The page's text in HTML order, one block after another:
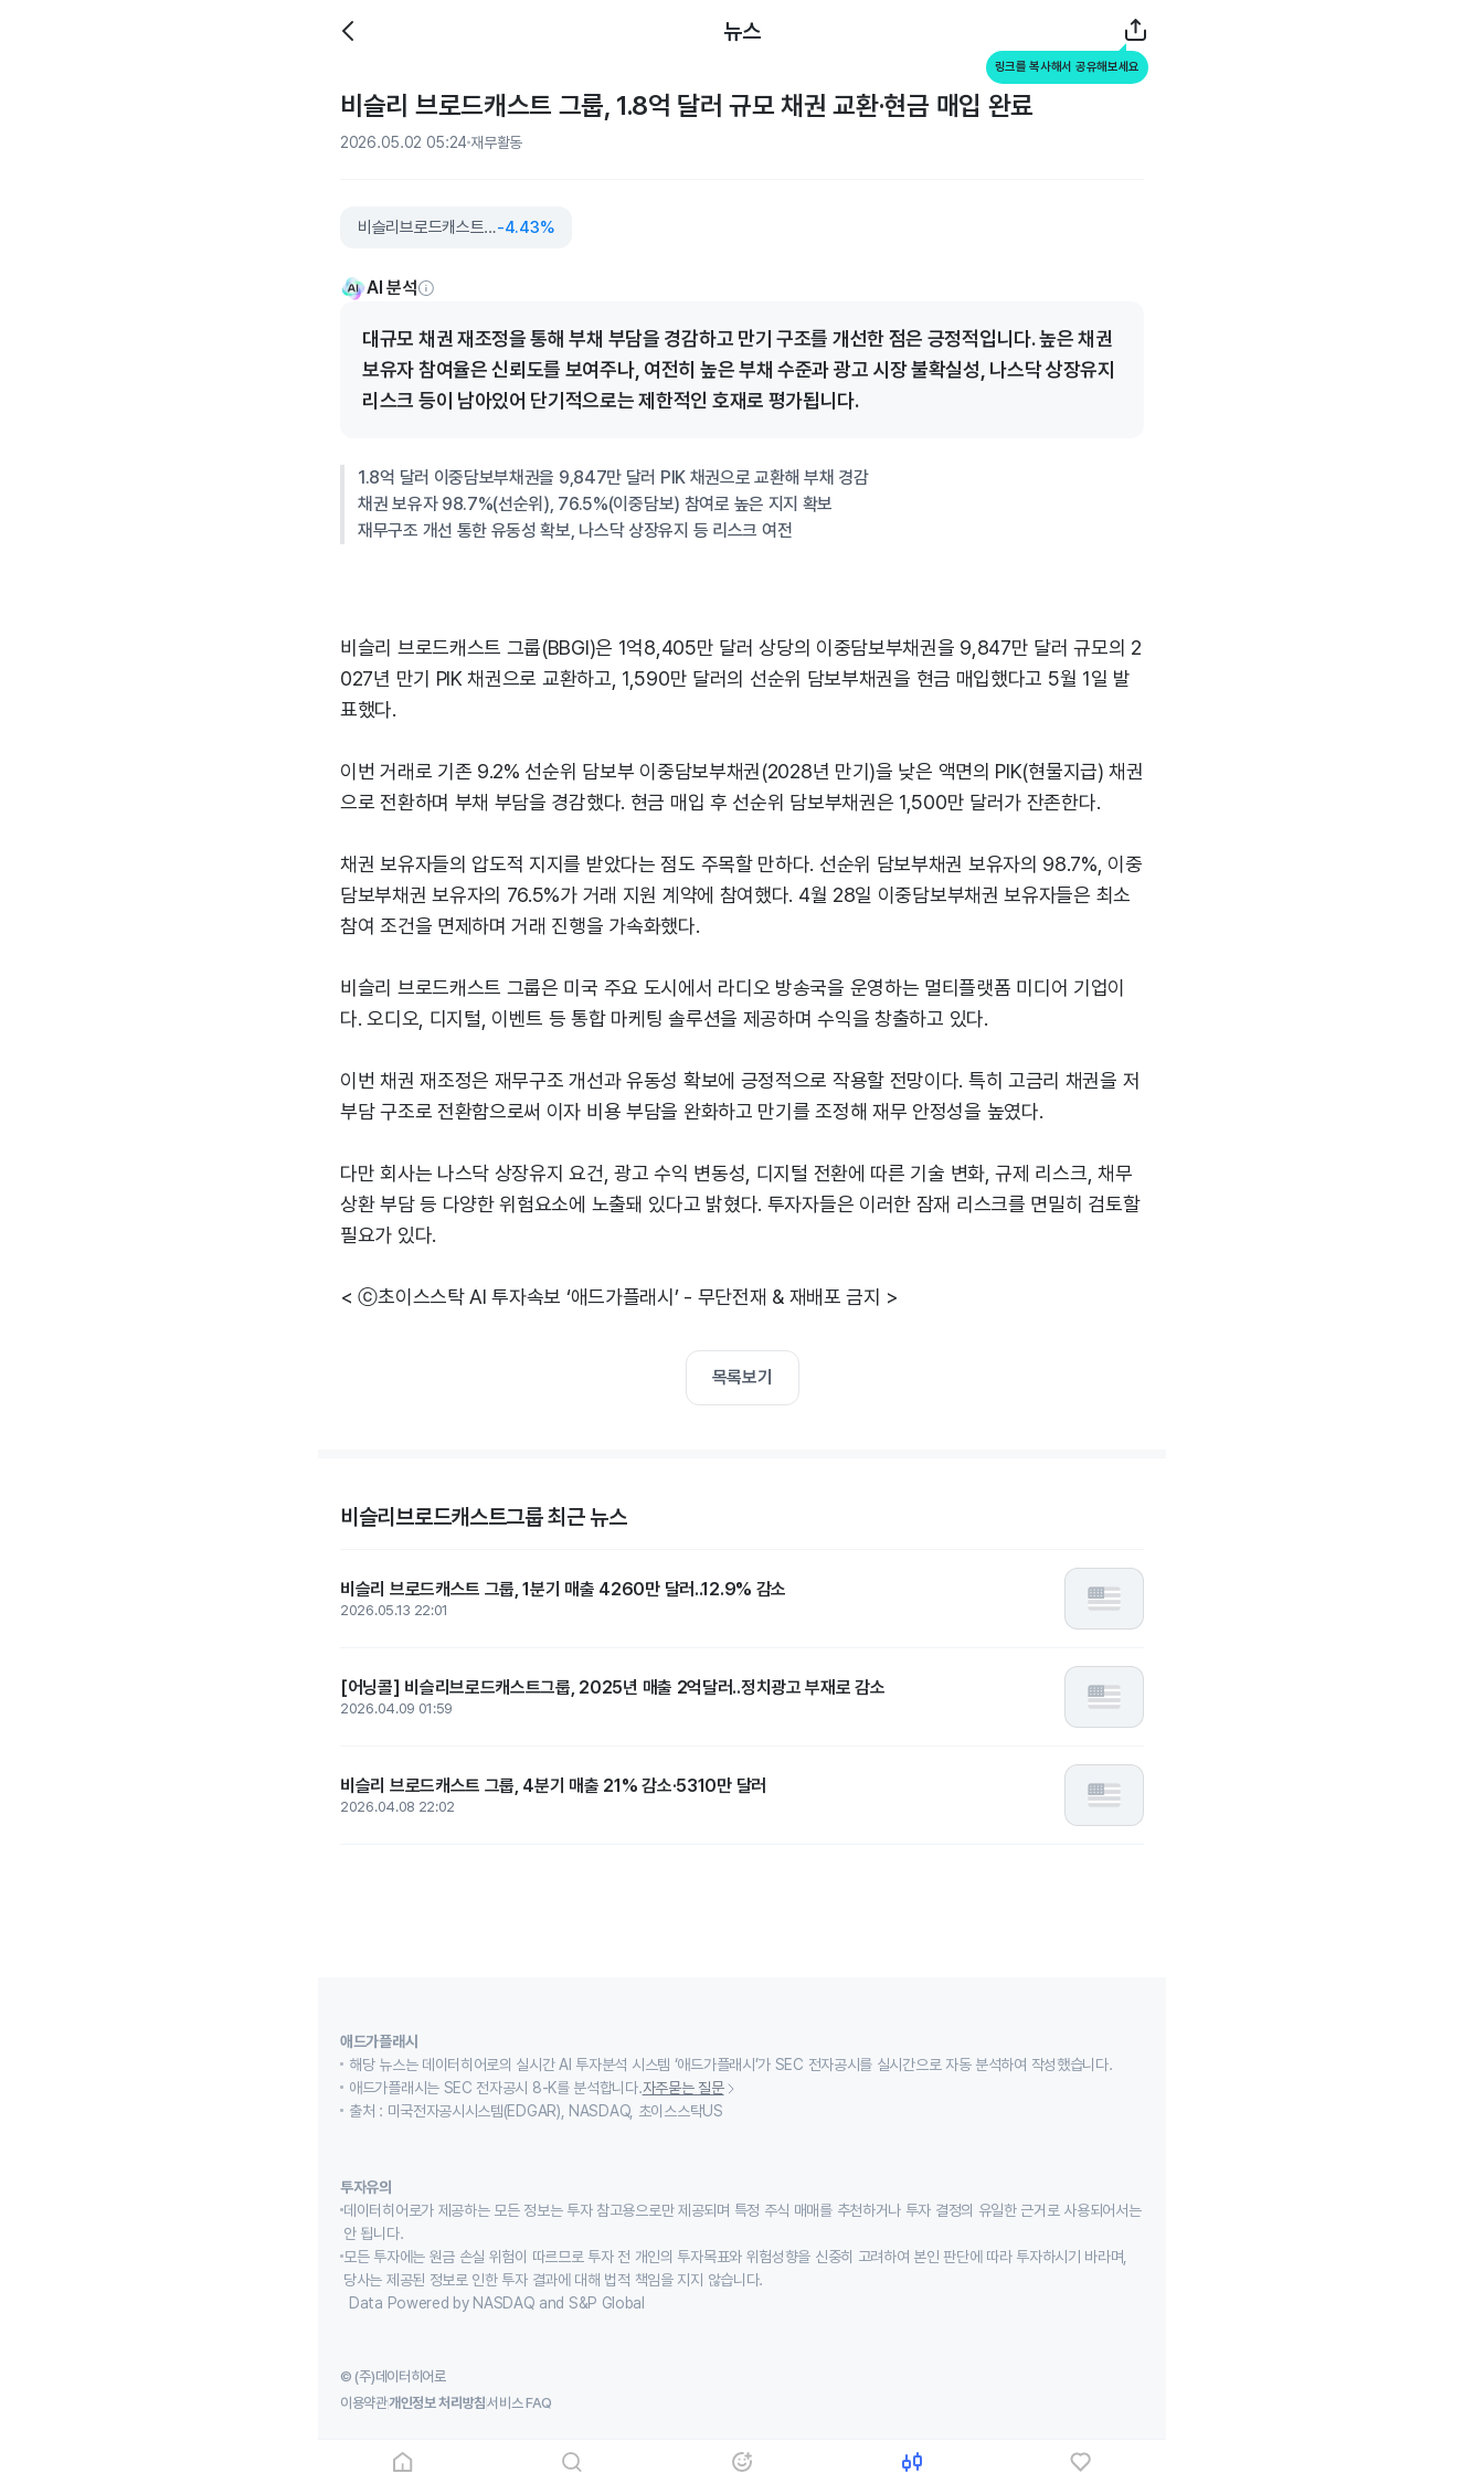
뉴스
링크를 복사해서 공유해보세요
비슬리 브로드캐스트 그룹, 1.8억 달러 규모 채권 교환·현금 매입 완료
2026.05.02 05:24 재무활동
비슬리브로드캐스트그룹-4.43%
AI 분석
대규모 채권 재조정을 통해 부채 부담을 경감하고 만기 구조를 개선한 점은 긍정적입니다. 높은 채권
보유자 참여율은 신뢰도를 보여주나, 여전히 높은 부채 수준과 광고 시장 불확실성, 나스닥 상장유지
리스크 등이 남아있어 단기적으로는 제한적인 호재로 평가됩니다.
1.8억 달러 이중담보부채권을 9,847만 달러 PIK 채권으로 교환해 부채 경감
채권 보유자 98.7%(선순위), 76.5%(이중담보) 참여로 높은 지지 확보
재무구조 개선 통한 유동성 확보, 나스닥 상장유지 등 리스크 여전
비슬리 브로드캐스트 그룹(BBGI)은 1억8,405만 달러 상당의 이중담보부채권을 9,847만 달러 규모의 2
027년 만기 PIK 채권으로 교환하고, 1,590만 달러의 선순위 담보부채권을 현금 매입했다고 5월 1일 발
표했다.
이번 거래로 기존 9.2% 선순위 담보부 이중담보부채권(2028년 만기)을 낮은 액면의 PIK(현물지급) 채권
으로 전환하며 부채 부담을 경감했다. 현금 매입 후 선순위 담보부채권은 1,500만 달러가 잔존한다.
채권 보유자들의 압도적 지지를 받았다는 점도 주목할 만하다. 선순위 담보부채권 보유자의 98.7%, 이중
담보부채권 보유자의 76.5%가 거래 지원 계약에 참여했다. 4월 28일 이중담보부채권 보유자들은 최소
참여 조건을 면제하며 거래 진행을 가속화했다.
비슬리 브로드캐스트 그룹은 미국 주요 도시에서 라디오 방송국을 운영하는 멀티플랫폼 미디어 기업이
다. 오디오, 디지털, 이벤트 등 통합 마케팅 솔루션을 제공하며 수익을 창출하고 있다.
이번 채권 재조정은 재무구조 개선과 유동성 확보에 긍정적으로 작용할 전망이다. 특히 고금리 채권을 저
부담 구조로 전환함으로써 이자 비용 부담을 완화하고 만기를 조정해 재무 안정성을 높였다.
다만 회사는 나스닥 상장유지 요건, 광고 수익 변동성, 디지털 전환에 따른 기술 변화, 규제 리스크, 채무
상환 부담 등 다양한 위험요소에 노출돼 있다고 밝혔다. 투자자들은 이러한 잠재 리스크를 면밀히 검토할
필요가 있다.
< ⓒ초이스스탁 AI 투자속보 ‘애드가플래시’ - 무단전재 & 재배포 금지 >
목록보기
비슬리브로드캐스트그룹 최근 뉴스
비슬리 브로드캐스트 그룹, 1분기 매출 4260만 달러..12.9% 감소
2026.05.13 22:01
[어닝콜] 비슬리브로드캐스트그룹, 2025년 매출 2억달러..정치광고 부재로 감소
2026.04.09 01:59
비슬리 브로드캐스트 그룹, 4분기 매출 21% 감소·5310만 달러
2026.04.08 22:02
애드가플래시
해당 뉴스는 데이터히어로의 실시간 AI 투자분석 시스템 ‘애드가플래시’가 SEC 전자공시를 실시간으로 자동 분석하여 작성했습니다.
애드가플래시는 SEC 전자공시 8-K를 분석합니다.자주묻는 질문
출처 : 미국전자공시시스템(EDGAR), NASDAQ, 초이스스탁US
투자유의
데이터히어로가 제공하는 모든 정보는 투자 참고용으로만 제공되며 특정 주식 매매를 추천하거나 투자 결정의 유일한 근거로 사용되어서는
안 됩니다.
모든 투자에는 원금 손실 위험이 따르므로 투자 전 개인의 투자목표와 위험성향을 신중히 고려하여 본인 판단에 따라 투자하시기 바라며,
당사는 제공된 정보로 인한 투자 결과에 대해 법적 책임을 지지 않습니다.
Data Powered by NASDAQ and S&P Global
© (주)데이터히어로
이용약관개인정보 처리방침서비스 FAQ